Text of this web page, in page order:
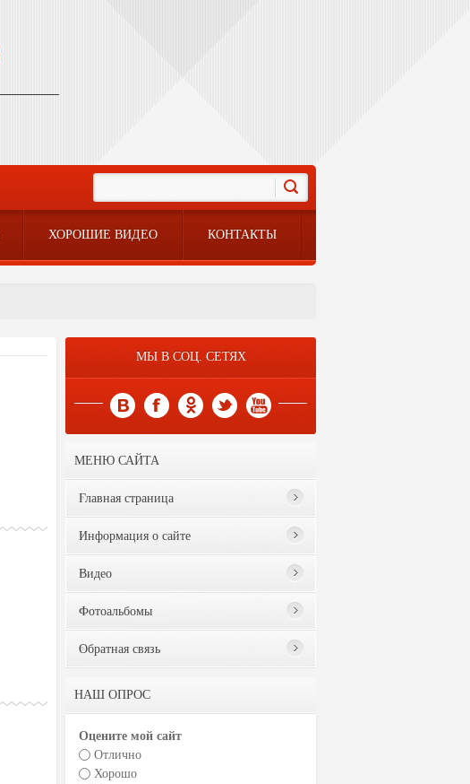
ХОРОШИЕ ВИДЕО КОНТАКТЫ
МЫ В СОЦ. СЕТЯХ
МЕНЮ САЙТА
Главная страница
Информация о сайте
Видео
Фотоальбомы
Обратная связь
НАШ ОПРОС
Оцените мой сайт
Отлично
Хорошо